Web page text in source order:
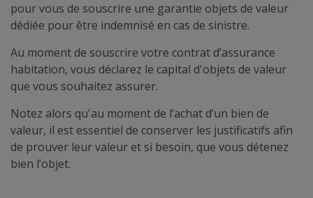
pour vous de souscrire une garantie objets de valeur
dédiée pour être indemnisé en cas de sinistre.
Au moment de souscrire votre contrat d’assurance
habitation, vous déclarez le capital d'objets de valeur
que vous souhaitez assurer.
Notez alors qu'au moment de l’achat d’un bien de
valeur, il est essentiel de conserver les justificatifs afin
de prouver leur valeur et si besoin, que vous détenez
bien l’objet.